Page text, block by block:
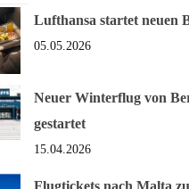
Lufthansa startet neuen
05.05.2026
Neuer Winterflug von
gestartet
15.04.2026